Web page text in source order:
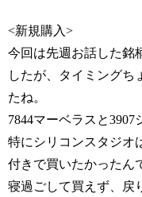
<新規購入>
今回は先週お話した銘
したが、タイミングち
たね。
7844マーベラスと3907
特にシリコンスタジオ
付きで買いたかったん
寝過ごして買えず、戻